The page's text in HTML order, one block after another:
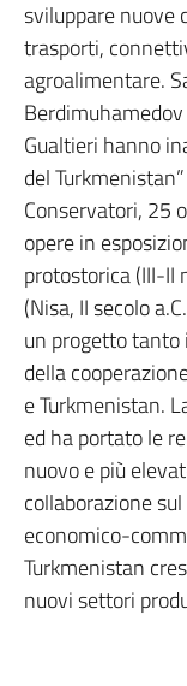
sviluppare nuove
trasporti,
agroalimentare.
Gualtieri hanno
del
Conservatori, 25
opere in
protostorica (III-II
(Nisa, II secolo
un progetto
della
e Turkmenistan.
ed ha portato le
nuovo e più
collaborazione
economico-
Turkmenistan
nuovi settori